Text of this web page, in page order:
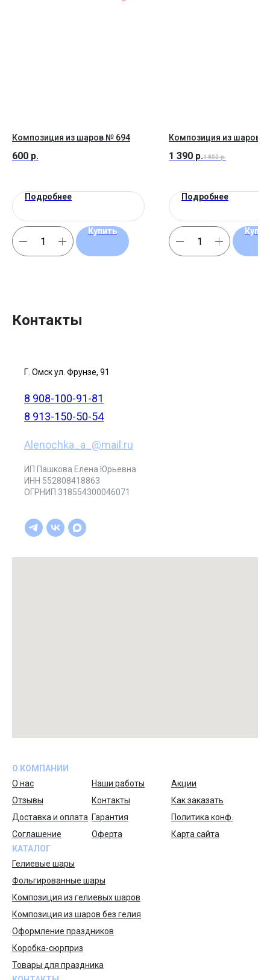
Композиция из шаров № 694
600 р.
Подробнее
Купить
Композиция из шаров
1 390 р.1 800 р.
Подробнее
Контакты
Г. Омск ул. Фрунзе, 91
8 908-100-91-81
8 913-150-50-54
Alenochka_a_@mail.ru
ИП Пашкова Елена Юрьевна
ИНН 552808418863
ОГРНИП 318554300046071
О КОМПАНИИ
О нас
Наши работы
Акции
Отзывы
Контакты
Как заказать
Доставка и оплата Гарантия
Политика конф.
Соглашение
Оферта
Карта сайта
КАТАЛОГ
Гелиевые шары
Фольгированные шары
Композиция из гелиевых шаров
Композиция из шаров без гелия
Оформление праздников
Коробка-сюрприз
Товары для праздника